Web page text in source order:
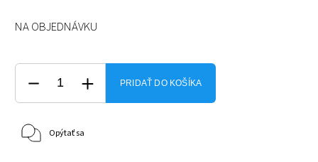
NA OBJEDNÁVKU
PRIDAŤ DO KOŠÍKA
Opýtať sa